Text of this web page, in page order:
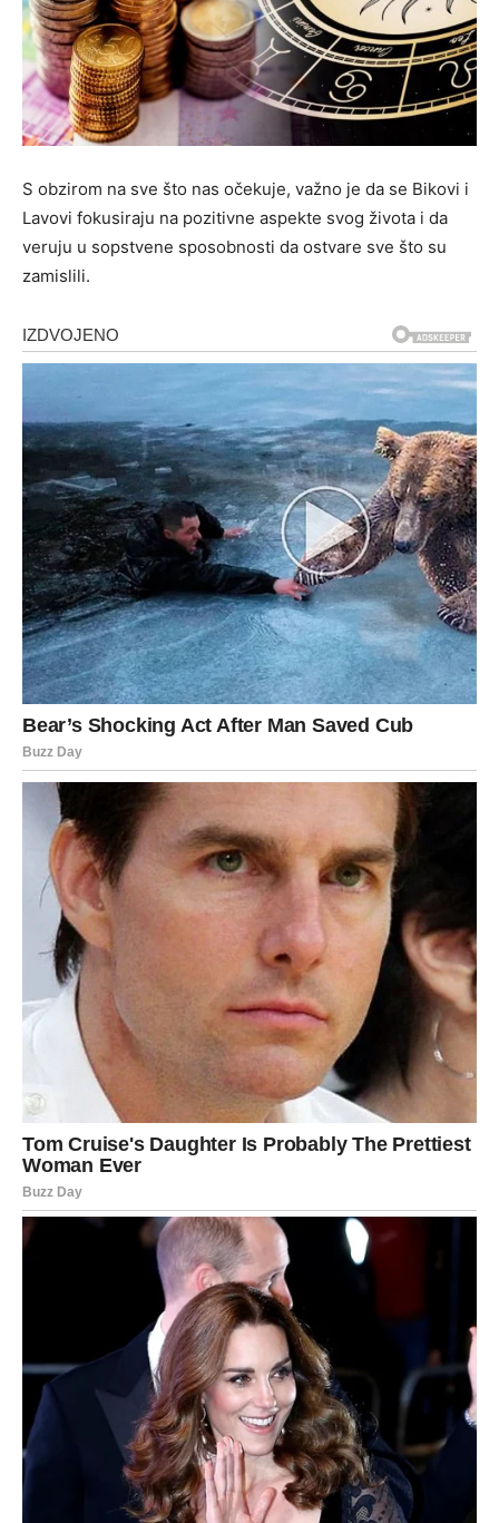
S obzirom na sve što nas očekuje, važno je da se Bikovi i
Lavovi fokusiraju na pozitivne aspekte svog života i da
veruju u sopstvene sposobnosti da ostvare sve što su
zamislili.